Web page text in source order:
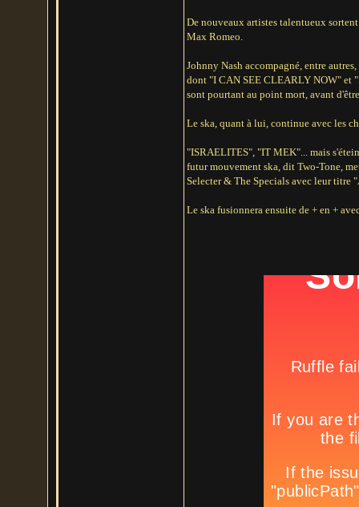
De nouveaux artistes talentueux
Max Romeo.
Johnny Nash accompagné, entre
dont "I CAN SEE CLEARLY NOW" et
sont pourtant au point mort, avant
Le ska, quant à lui, continue avec les
"ISRAELITES", "IT MEK"... mais
futur mouvement ska, dit Two-Tone,
Selecter & The Specials avec leur titre
Le ska fusionnera ensuite de + en +